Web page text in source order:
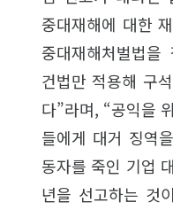
중대재해에 대한
중대재해처벌법
건법만 적용해 구
다”라며, “공익을
들에게 대거 징역
동자를 죽인 기업
년을 선고하는 것